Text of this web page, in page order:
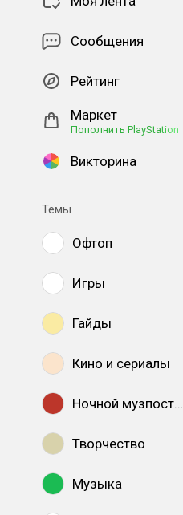
Сообщения
Рейтинг
Маркет
Пополнить PlayStation
Викторина
Темы
Офтоп
Игры
Гайды
Кино и сериалы
Ночной музпостинг
Творчество
Музыка